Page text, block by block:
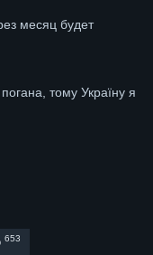
месяц будет
тому Україну я
653